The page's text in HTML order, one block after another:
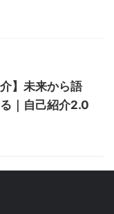
】未来から語
｜自己紹介2.0